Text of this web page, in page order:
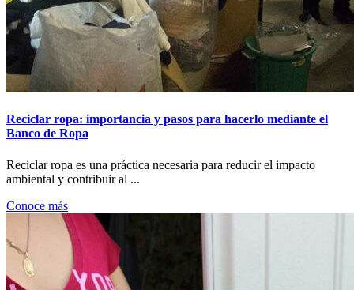
Reciclar ropa: importancia y pasos para hacerlo mediante el
Banco de Ropa
Reciclar ropa es una práctica necesaria para reducir el impacto
ambiental y contribuir al ...
Conoce más